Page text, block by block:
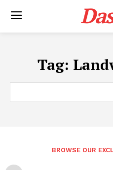
Tag:
BROWSE OUR